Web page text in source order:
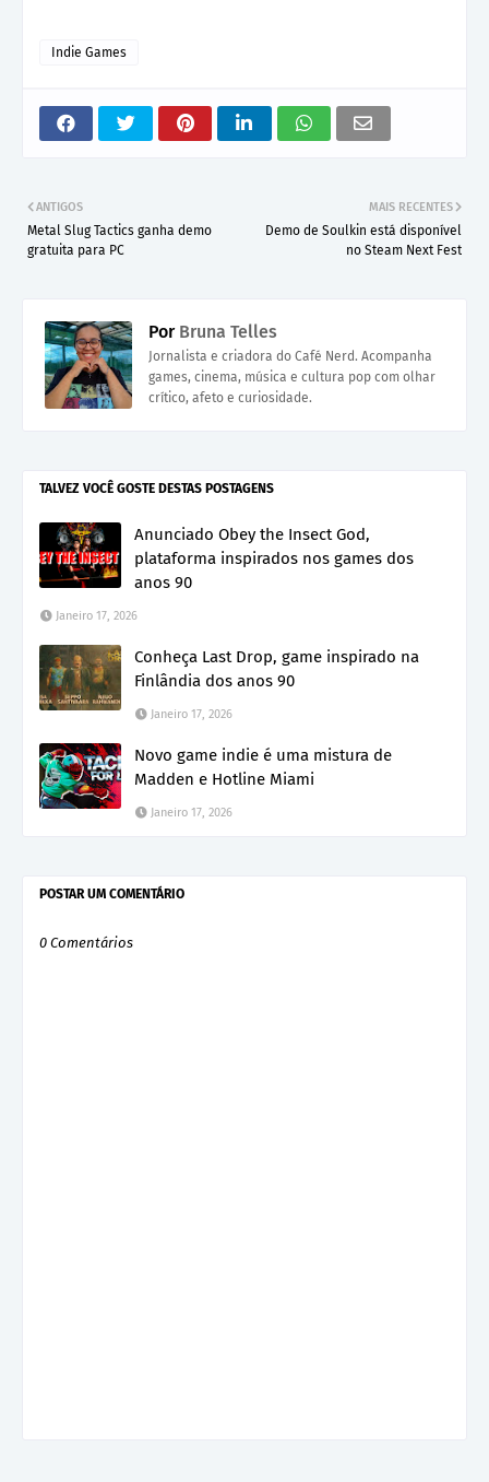
Indie Games
MAIS RECENTES
Demo de Soulkin está disponível
no Steam Next Fest
ANTIGOS
Metal Slug Tactics ganha demo
gratuita para PC
PorBruna Telles
Jornalista e criadora do Café Nerd. Acompanha
games, cinema, música e cultura pop com olhar
crítico, afeto e curiosidade.
TALVEZ VOCÊ GOSTE DESTAS POSTAGENS
Anunciado Obey the Insect God,
plataforma inspirados nos games dos
anos 90
Janeiro 17, 2026
Conheça Last Drop, game inspirado na
Finlândia dos anos 90
Janeiro 17, 2026
Novo game indie é uma mistura de
Madden e Hotline Miami
Janeiro 17, 2026
POSTAR UM COMENTÁRIO
0 Comentários